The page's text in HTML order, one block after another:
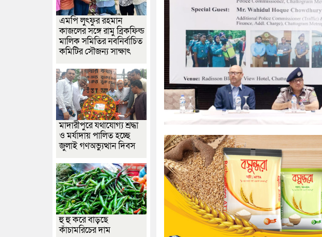
এমপি লুৎফুর রহমান
কাজলের সঙ্গে রামু ব্রিকফিল্ড
মালিক সমিতির নবনির্বাচিত
কমিটির সৌজন্য সাক্ষাৎ
মাদারীপুরে যথাযোগ্য শ্রদ্ধা
ও মর্যাদায় পালিত হচ্ছে
জুলাই গণঅভ্যুত্থান দিবস
হু হু করে বাড়ছে
কাঁচামরিচের দাম